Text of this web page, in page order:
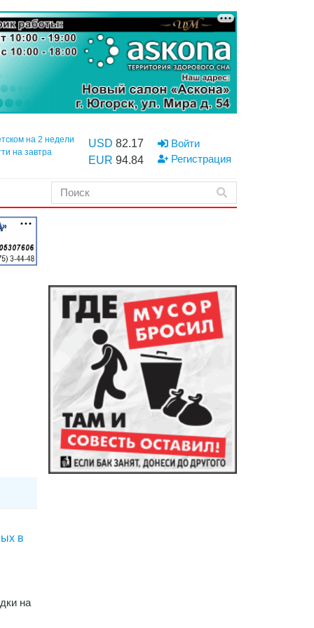
на 2 недели
на завтра
USD 82.17
EUR 94.84
Войти
Регистрация
в
на